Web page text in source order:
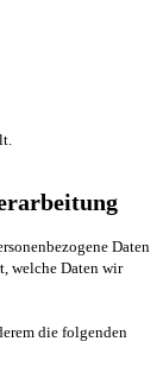
Daten
welche Daten wir
die folgenden